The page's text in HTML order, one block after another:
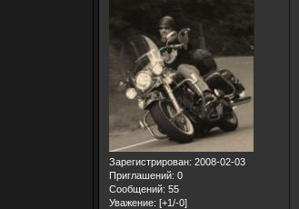
Зарегистрирован: 2008-02-03
Приглашений: 0
Сообщений: 55
Уважение: [+1/-0]